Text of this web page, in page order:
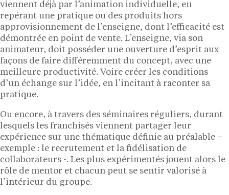
viennent déjà par l’animation individuelle, en
repérant une pratique ou des produits hors
approvisionnement de l’enseigne, dont l’efficacité est
démontrée en point de vente. L’enseigne, via son
animateur, doit posséder une ouverture d’esprit aux
façons de faire différemment du concept, avec une
meilleure productivité. Voire créer les conditions
d’un échange sur l’idée, en l’incitant à raconter sa
pratique.
Ou encore, à travers des séminaires réguliers, durant
lesquels les franchisés viennent partager leur
expérience sur une thématique définie au préalable –
exemple : le recrutement et la fidélisation de
collaborateurs -. Les plus expérimentés jouent alors le
rôle de mentor et chacun peut se sentir valorisé à
l’intérieur du groupe.